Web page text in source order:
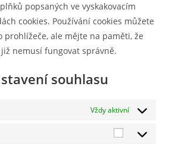
popsaných ve vyskakovacím
cookies. Používání cookies můžete
prohlížeče, ale mějte na paměti, že
nemusí fungovat správně.
souhlasu
Vždy aktivní
Statistické